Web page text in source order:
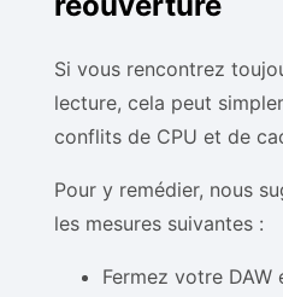
Si vous rencontrez
lecture, cela peut
conflits de CPU et de
Pour y remédier, nous
les mesures suivantes :
Fermez votre